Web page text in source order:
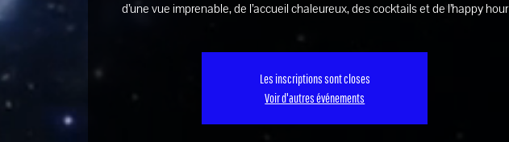
d’une vue imprenable, de l’accueil chaleureux, des cocktails et de l’happy hour
Les inscriptions sont closes
Voir d'autres événements